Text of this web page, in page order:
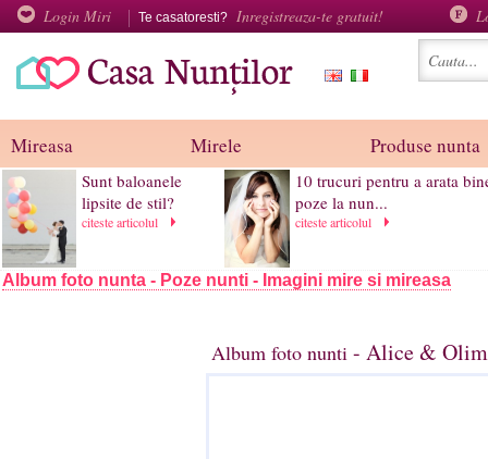
Login Miri Te casatoresti? Inregistreaza-te gratuit!
Mireasa Mirele Produse nunta
Sunt baloanele
lipsite de stil?
citeste articolul
10 trucuri pentru a arata
poze la nun...
citeste articolul
Album foto nunta - Poze nunti - Imagini mire si mireasa
Album foto nunti - Alice &